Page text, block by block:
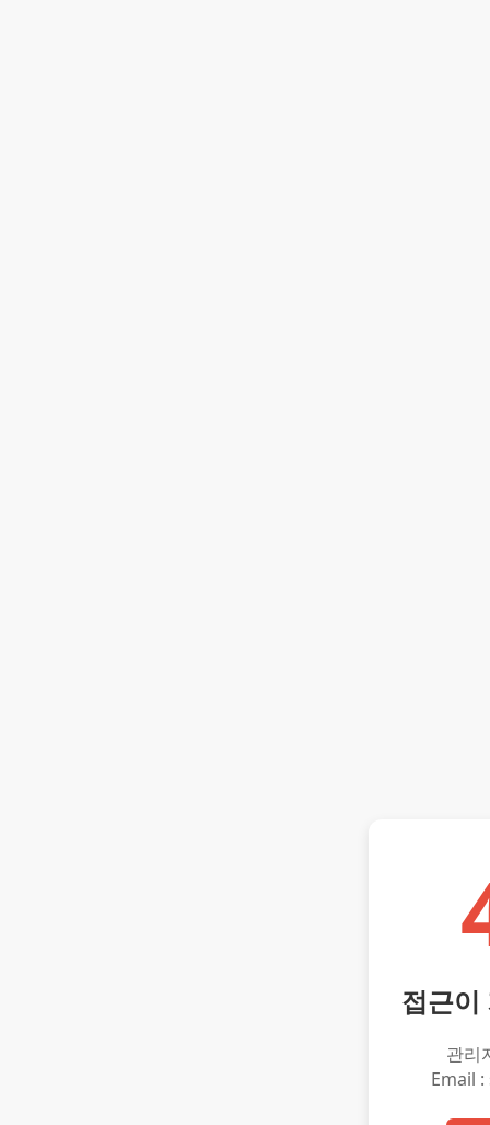
접근이
관리
Email